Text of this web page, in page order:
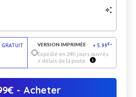
GRATUIT
VERSION IMPRIMÉE + 5.99€*
Expédié en 24h jours ouvrés
+ délais de la poste.
€ - Acheter